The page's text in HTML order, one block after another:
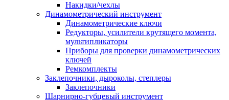
Накидки/чехлы
Динамометрический инструмент
Динамометрические ключи
Редукторы, усилители крутящего момента,
мультипликаторы
Приборы для проверки динамометрических
ключей
Ремкомплекты
Заклепочники, дыроколы, степлеры
Заклепочники
Шарнирно-губцевый инструмент